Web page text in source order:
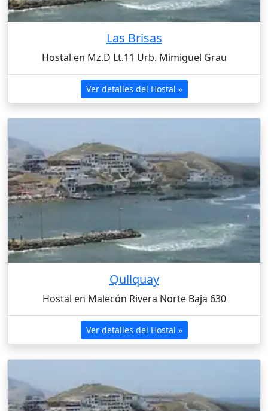
Las Brisas
Hostal en Mz.D Lt.11 Urb. Mimiguel Grau
Ver detalles del Hostal »
Qullquay
Hostal en Malecón Rivera Norte Baja 630
Ver detalles del Hostal »